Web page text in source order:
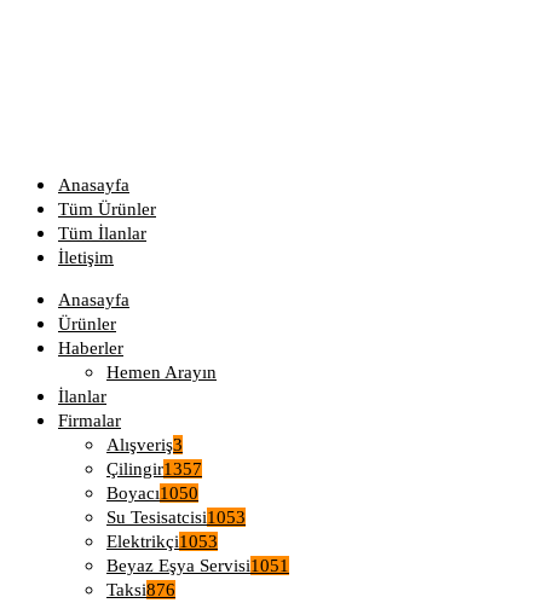
Anasayfa
Tüm Ürünler
Tüm İlanlar
İletişim
Anasayfa
Ürünler
Haberler
Hemen Arayın
İlanlar
Firmalar
Alışveriş3
Çilingir1357
Boyacı1050
Su Tesisatcisi1053
Elektrikçi1053
Beyaz Eşya Servisi1051
Taksi876